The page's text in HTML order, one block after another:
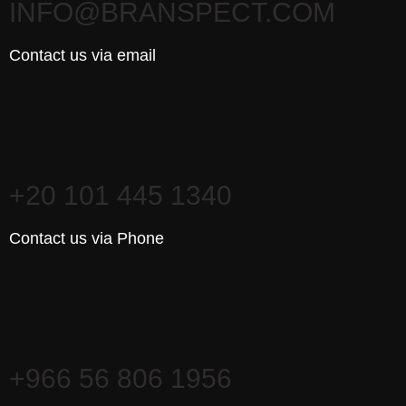
INFO@BRANSPECT.COM
Contact us via email
+20 101 445 1340
Contact us via Phone
+966 56 806 1956